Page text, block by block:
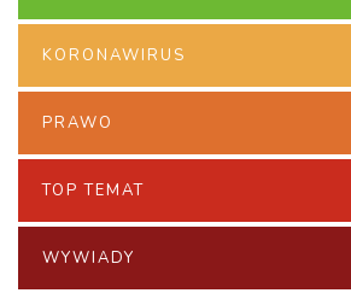
KORONAWIRUS
PRAWO
TOP TEMAT
WYWIADY